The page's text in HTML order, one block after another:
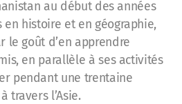
au début des années
en histoire et en géographie,
le goût d’en apprendre
en parallèle à ses activités
pendant une trentaine
travers l’Asie.